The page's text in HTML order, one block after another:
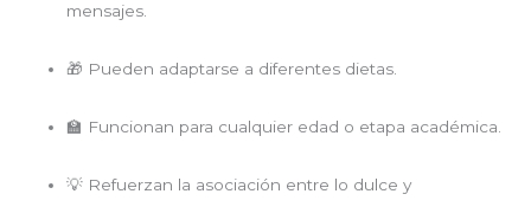
mensajes.
🎁 Pueden adaptarse a diferentes dietas.
🏫 Funcionan para cualquier edad o etapa académica.
💡 Refuerzan la asociación entre lo dulce y